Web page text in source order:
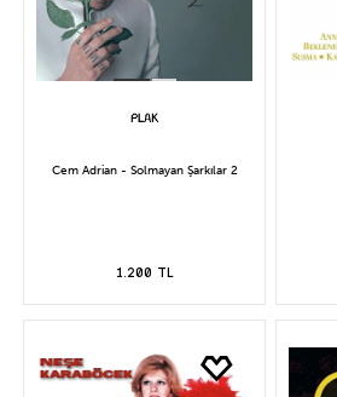
Cem Adrian - Solmayan Şarkılar 2
1.200 TL